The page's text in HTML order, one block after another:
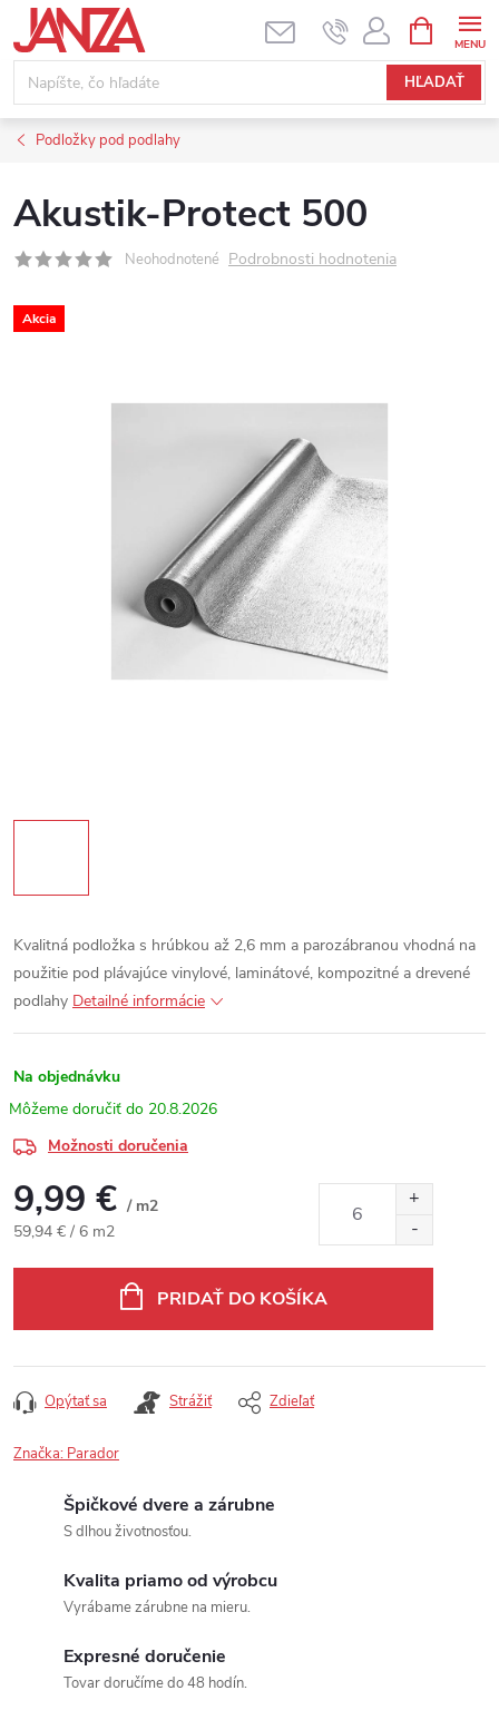
Prejsť na obsah
HĽADAŤ
Podložky pod podlahy
Akustik-Protect 500
Neohodnotené Podrobnosti hodnotenia
Akcia
Kvalitná podložka s hrúbkou až 2,6 mm a parozábranou vhodná na
použitie pod plávajúce vinylové, laminátové, kompozitné a drevené
podlahy Detailné informácie
Na objednávku
20.8.2026
Možnosti doručenia
9,99 € / m2
Jednotková cena:
59,94 € / 6 m2
PRIDAŤ DO KOŠÍKA
Opýtať sa Strážiť Zdieľať
Značka: Parador
Špičkové dvere a zárubne
S dlhou životnosťou.
Kvalita priamo od výrobcu
Vyrábame zárubne na mieru.
Expresné doručenie
Tovar doručíme do 48 hodín.